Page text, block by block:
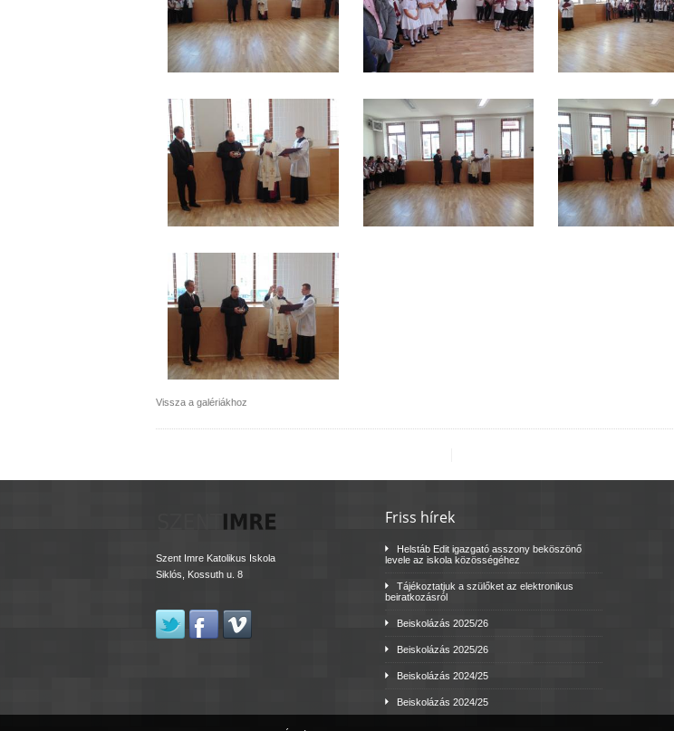
Vissza a galériákhoz
Szent Imre Katolikus Iskola
Siklós, Kossuth u. 8
Friss hírek
Helstáb Edit igazgató asszony beköszönő
levele az iskola közösségéhez
Tájékoztatjuk a szülőket az elektronikus
beiratkozásról
Beiskolázás 2025/26
Beiskolázás 2025/26
Beiskolázás 2024/25
Beiskolázás 2024/25